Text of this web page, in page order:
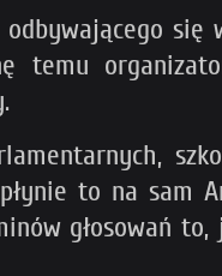
odbywającego
temu
to na sam
głosowań to,